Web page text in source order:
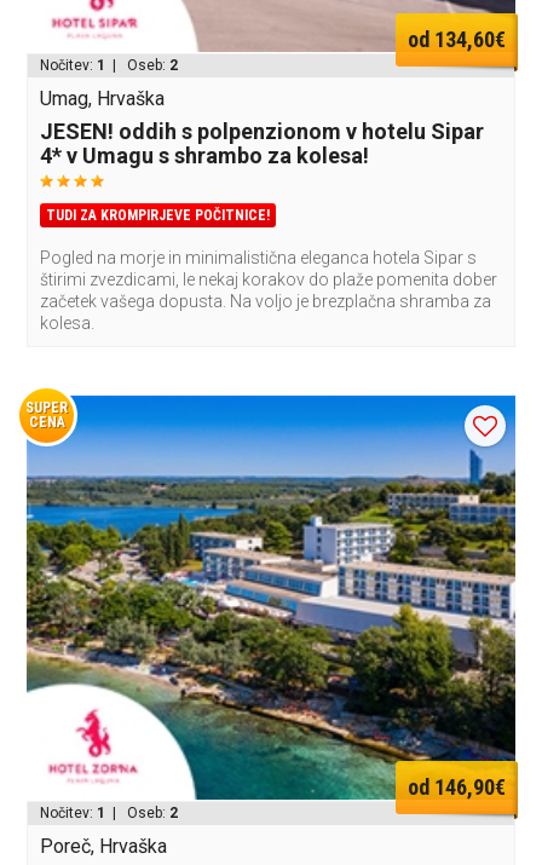
od 134,60€
Nočitev: 1 | Oseb: 2
Umag, Hrvaška
JESEN! oddih s polpenzionom v hotelu Sipar
4* v Umagu s shrambo za kolesa!
TUDI ZA KROMPIRJEVE POČITNICE!
Pogled na morje in minimalistična eleganca hotela Sipar s
štirimi zvezdicami, le nekaj korakov do plaže pomenita dober
začetek vašega dopusta. Na voljo je brezplačna shramba za
kolesa.
SUPER
CENA
od 146,90€
Nočitev: 1 | Oseb: 2
Poreč, Hrvaška